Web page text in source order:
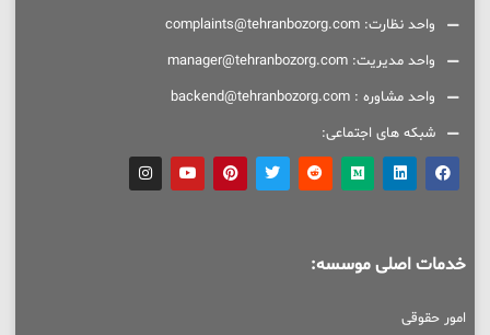
واحد نظارت: complaints@tehranbozorg.com
واحد مدیریت: manager@tehranbozorg.com
واحد مشاوره : backend@tehranbozorg.com
شبکه های اجتماعی:
خدمات اصلی موسسه:
امور حقوقی